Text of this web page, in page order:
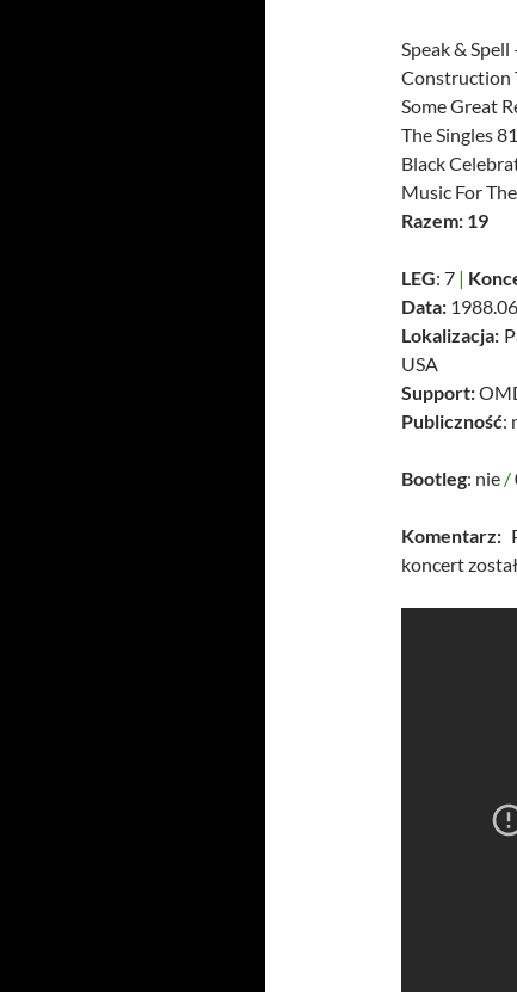
Speak & Spell
Construction
Some Great
The Singles
Black
Music For
Razem: 19
LEG: 7 |
Data:
Lokalizacja:
USA
Support:
Publiczność:
Bootleg: nie /
Komentarz:
koncert